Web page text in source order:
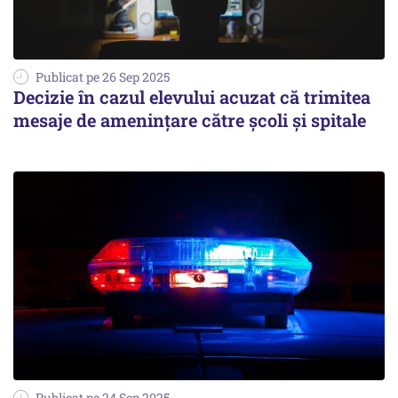
Publicat pe 26 Sep 2025
Decizie în cazul elevului acuzat că trimitea
mesaje de amenințare către școli și spitale